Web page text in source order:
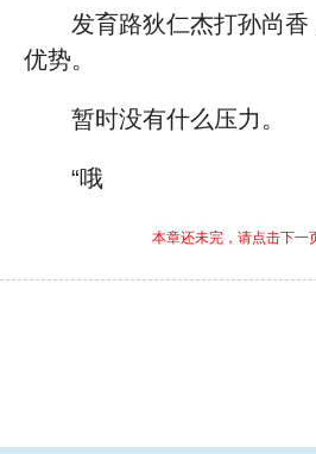
发育路狄仁杰打孙尚
优势。
暂时没有什么压力。
“哦
本章还未完，请点击下一